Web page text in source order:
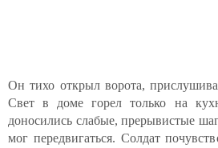
Он тихо открыл ворота,
Свет в доме горел только на
доносились слабые, прерывистые
мог передвигаться. Солдат